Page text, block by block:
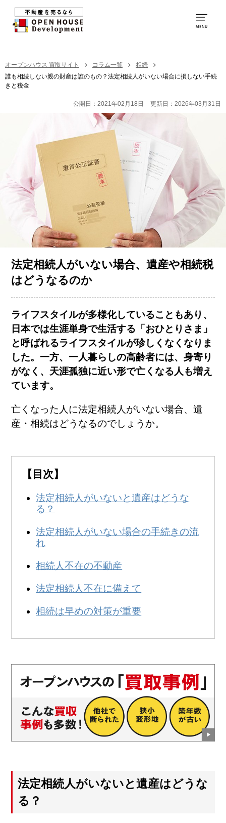
0120-231-053
営業時間：9:00～20:00
お取引の流れ
社員紹介
買取の事例
お客様の声
コラム一覧
会社概要
簡単査定 売却相談
0120-231-053
無料！
オープンハウス 買取サイト コラム一覧
相続
誰も相続しない親の財産は誰のもの？法定相続人がいない場合に損しない手続
きと税金
公開日：2021年02月18日 更新日：2026年03月31日
法定相続人がいない場合、遺産や相続税
はどうなるのか
ライフスタイルが多様化していることもあり、
日本では生涯単身で生活する「おひとりさま」
と呼ばれるライフスタイルが珍しくなくなりま
した。一方、一人暮らしの高齢者には、身寄り
がなく、天涯孤独に近い形で亡くなる人も増え
ています。
亡くなった人に法定相続人がいない場合、遺
産・相続はどうなるのでしょうか。
【目次】
法定相続人がいないと遺産はどうな
る？
法定相続人がいない場合の手続きの流
れ
相続人不在の不動産
法定相続人不在に備えて
相続は早めの対策が重要
法定相続人がいないと遺産はどうな
る？